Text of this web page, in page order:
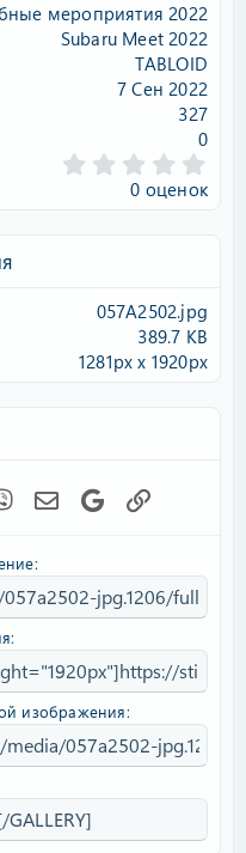
мероприятия 2022
Subaru Meet 2022
TABLOID
7 Сен 2022
327
0
.
0
0 оценок
057A2502.jpg
389.7 KB
1281px x 1920px
Viber Электронная почта
Google
изображения